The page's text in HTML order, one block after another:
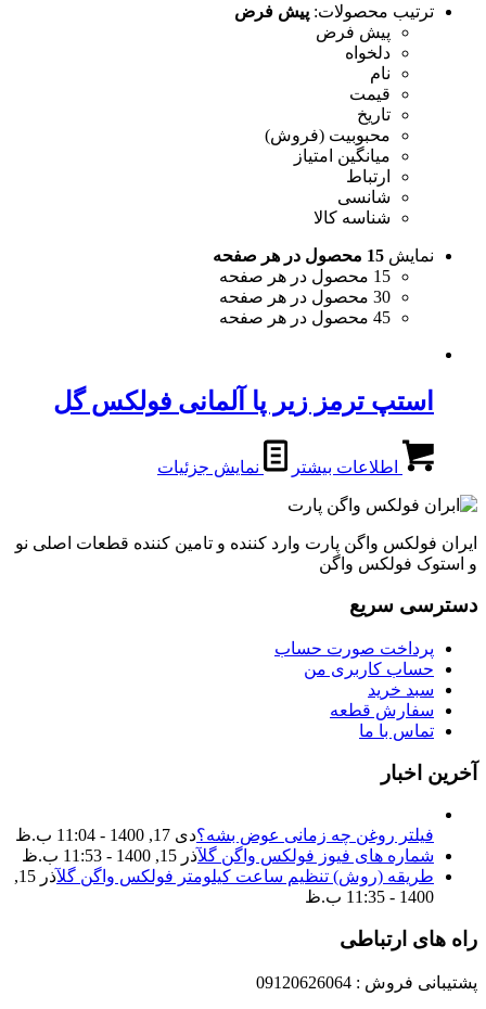
ترتیب محصولات: پیش فرض
پیش فرض
دلخواه
نام
قیمت
تاریخ
محبوبیت (فروش)
میانگین امتیاز
ارتباط
شانسی
شناسه کالا
نمایش 15 محصول در هر صفحه
15 محصول در هر صفحه
30 محصول در هر صفحه
45 محصول در هر صفحه
استپ ترمز زیر پا آلمانی فولکس گل
اطلاعات بیشتر نمایش جزئیات
ایران فولکس واگن پارت وارد کننده و تامین کننده قطعات اصلی نو
و استوک فولکس واگن
دسترسی سریع
پرداخت صورت حساب
حساب کاربری من
سبد خرید
سفارش قطعه
تماس با ما
آخرین اخبار
فیلتر روغن چه زمانی عوض بشه؟دی 17, 1400 - 11:04 ب.ظ
شماره های فیوز فولکس واگن گلآذر 15, 1400 - 11:53 ب.ظ
طریقه (روش) تنظیم ساعت کیلومتر فولکس واگن گل
آذر 15,
1400 - 11:35 ب.ظ
راه های ارتباطی
پشتیبانی فروش : 09120626064